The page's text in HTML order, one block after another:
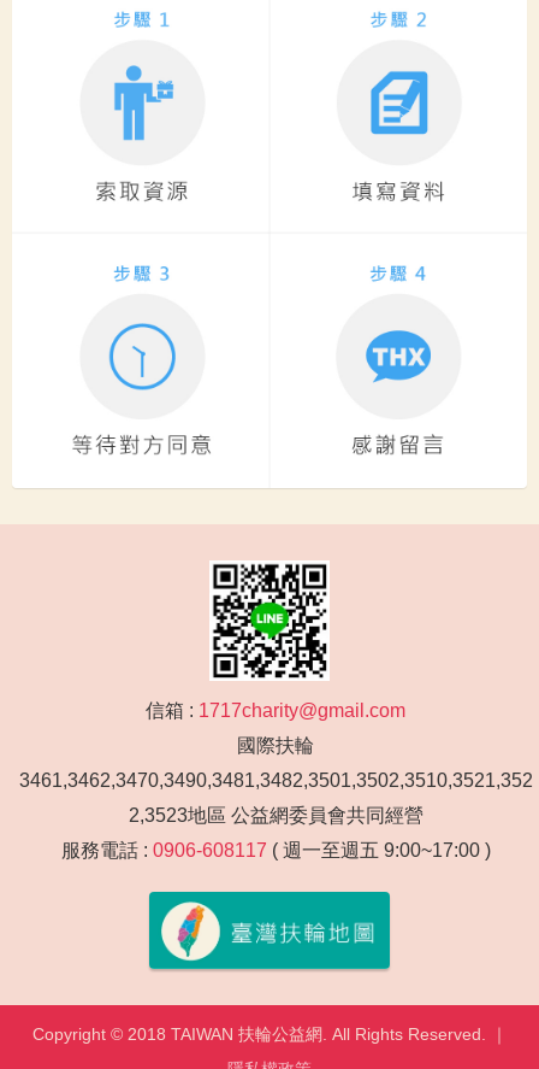
信箱 : 1717charity@gmail.com
國際扶輪
3461,3462,3470,3490,3481,3482,3501,3502,3510,3521,352
2,3523地區 公益網委員會共同經營
服務電話 : 0906-608117 ( 週一至週五 9:00~17:00 )
Copyright © 2018 TAIWAN 扶輪公益網. All Rights Reserved. ｜